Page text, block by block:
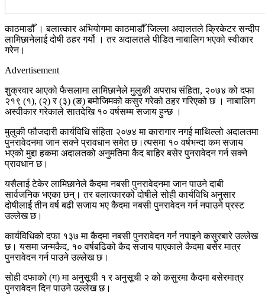
काठमाडौँ । बलात्कार अभियोगमा काठमाडौँ जिल्ला अदालतले क्रिकेटर सन्दीप
लामिछानेलाई दोषी ठहर गर्यो । तर अदालतले पीडित नाबालिग भएको स्वीकार
गरेन।
Advertisement
शुक्रवार आएको फैसलामा लामिछानेले मुलुकी अपराध संहिता, २०७४ को दफा
२१९ (१), (२) र (३) (ङ) बमोजिमको कसुर गरेको ठहर गरिएको छ । नाबालिग
अस्वीकार गरेकाले सातदेखि १० वर्षसम्म सजाय हुन्छ ।
मुलुकी फौजदारी कार्यविधि संहिता २०७४ मा कारागार नगई माथिल्लो अदालतमा
पुनरावेदनमा जान सक्ने प्रावधान समेत छ।त्यसमा १० वर्षभन्दा कम सजाय
भएको मुद्दा हकमा अदालतको अनुमतिमा कैद बाहिर बसेर पुनरावेदन गर्न सक्ने
प्रावधान छ।
यसैलाई टेकेर लामिछानेले कैदमा नबसी पुनरावेदनमा जान पाउने दाबी
सार्वजनिक भएका छन्। तर बलात्कारको दोषीले सोही कार्यविधि अनुसार
दोषीलाई तीन वर्ष बढी सजाय भए कैदमा नबसी पुनरावेदन गर्न नपाउने प्रस्ट
उल्लेख छ।
कार्यविधिको दफा १३७ मा कैदमा नबसी पुनरावेदन गर्न नपाइने कसुरबारे उल्लेख
छ। यसमा जन्मकैद, १० वर्षबढिको कैद सजाय पाएकाले कैदमा बसेर मात्र
पुनरावेदन गर्न पाउने उल्लेख छ।
सोही दफाको (ग) मा अनुसूची १ र अनुसूची २ को कसुरमा कैदमा बसेरमात्र
पुनरावेदन दिन पाउने उल्लेख छ।